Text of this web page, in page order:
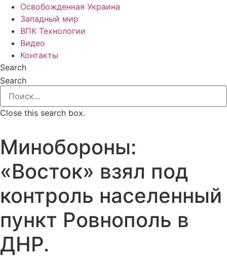
Освобожденная Украина
Западный мир
ВПК Технологии
Видео
Контакты
Search
Search
Close this search box.
Минобороны:
«Восток» взял под
контроль населенный
пункт Ровнополь в
ДНР.